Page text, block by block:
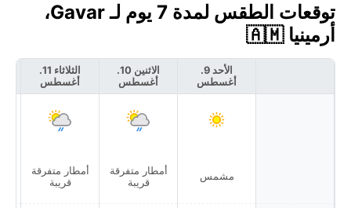
توقعات الطقس لمدة 7 يوم لـ Gavar،
أرمينيا 🇦🇲
الأحد 9.
أغسطس
مشمس
الاثنين 10.
أغسطس
أمطار متفرقة
قريبة
الثلاثاء 11.
أغسطس
أمطار متفرقة
قريبة